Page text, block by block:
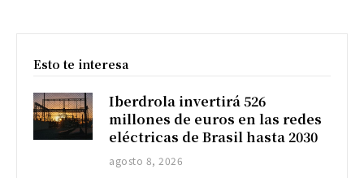
Esto te interesa
Iberdrola invertirá 526
millones de euros en las redes
eléctricas de Brasil hasta 2030
agosto 8, 2026